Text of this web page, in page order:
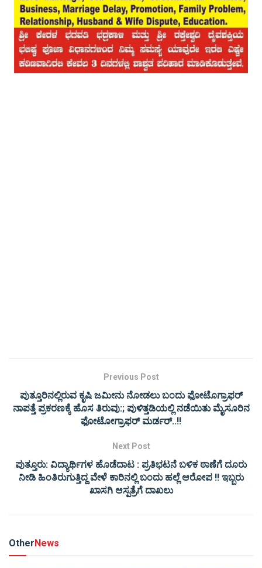
Previous Post
ಪುತ್ತೂರಿನಲ್ಲಿರುವ ಕೃಷಿ ಜಮೀನು ನೋಡಲು ಬಂದು ಫೋಟೊಗ್ರಾಫರ್
ನಾಪತ್ತೆ ಪ್ರಕರಣಕ್ಕೆ ಹೊಸ ತಿರುವು:; ಪುಳಿತ್ತಡಿಯಲ್ಲಿ ನಡೆಯಿತು ಮೈಸೂರಿನ
ಫೋಟೋಗ್ರಾಫರ್ ಮರ್ಡರ್..!!
Next Post
ಪುತ್ತೂರು: ವಿದ್ಯಾರ್ಥಿಗಳ ಹೊಡೆದಾಟ : ಪ್ರತಿಭಟನೆ ಬಳಿಕ ಠಾಣೆಗೆ ದೂರು
ನೀಡಿ ಹಿಂತಿರುಗುತ್ತಿದ್ದ ವೇಳೆ ಕಾರಿನಲ್ಲಿ ಬಂದು ಹಲ್ಲೆ ಆರೋಪ !! ಇಬ್ಬರು
ಖಾಸಗಿ ಆಸ್ಪತ್ರೆಗೆ ದಾಖಲು
OtherNews